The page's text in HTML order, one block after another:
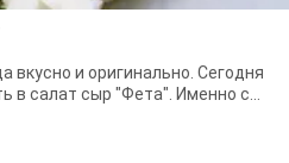
вкусно и оригинально. Сегодня
в салат сыр "Фета". Именно сыр
...